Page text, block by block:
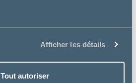
Afficher les détails
Tout autoriser